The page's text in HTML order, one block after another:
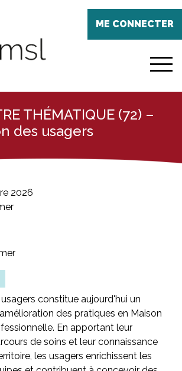
ME CONNECTER
menu
THÉMATIQUE (72) –
des usagers
2026
constitue aujourd'hui un
des pratiques en Maison
En apportant leur
de soins et leur connaissance
les usagers enrichissent les